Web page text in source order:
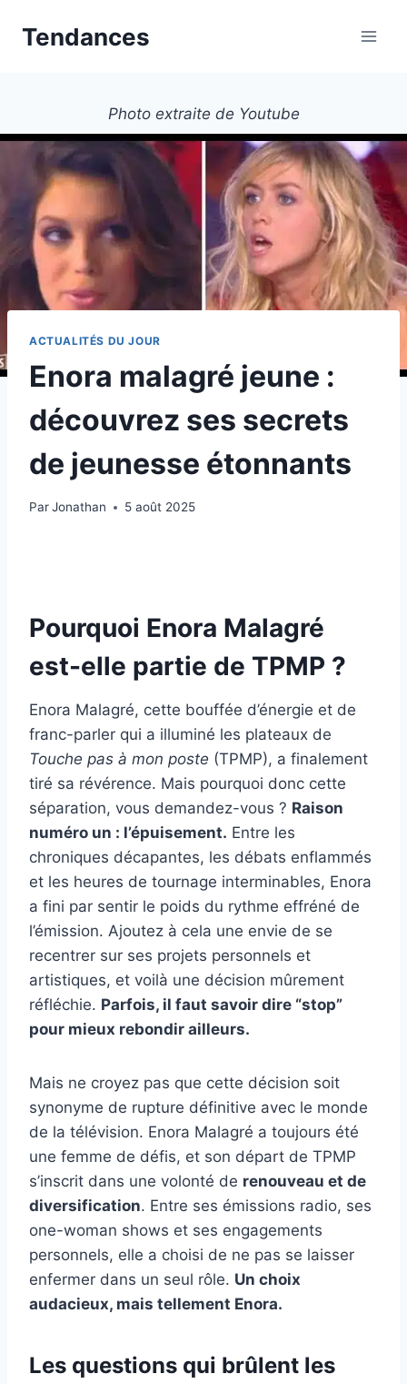
Tendances
Photo extraite de Youtube
ACTUALITÉS DU JOUR
Enora malagré jeune :
découvrez ses secrets
de jeunesse étonnants
ParJonathan 5 août 2025
Pourquoi Enora Malagré
est-elle partie de TPMP ?
Enora Malagré, cette bouffée d’énergie et de
franc-parler qui a illuminé les plateaux de
Touche pas à mon poste (TPMP), a finalement
tiré sa révérence. Mais pourquoi donc cette
séparation, vous demandez-vous ? Raison
numéro un : l’épuisement. Entre les
chroniques décapantes, les débats enflammés
et les heures de tournage interminables, Enora
a fini par sentir le poids du rythme effréné de
l’émission. Ajoutez à cela une envie de se
recentrer sur ses projets personnels et
artistiques, et voilà une décision mûrement
réfléchie. Parfois, il faut savoir dire “stop”
pour mieux rebondir ailleurs.
Mais ne croyez pas que cette décision soit
synonyme de rupture définitive avec le monde
de la télévision. Enora Malagré a toujours été
une femme de défis, et son départ de TPMP
s’inscrit dans une volonté de renouveau et de
diversification. Entre ses émissions radio, ses
one-woman shows et ses engagements
personnels, elle a choisi de ne pas se laisser
enfermer dans un seul rôle. Un choix
audacieux, mais tellement Enora.
Les questions qui brûlent les